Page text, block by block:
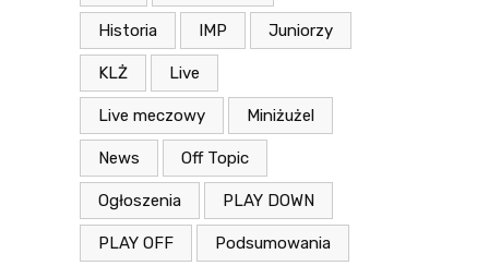
Historia IMP Juniorzy
KLŻ Live
Live meczowy Miniżużel
News Off Topic
Ogłoszenia PLAY DOWN
PLAY OFF Podsumowania